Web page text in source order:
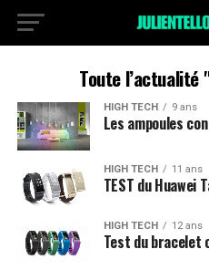
Toute l’actualité
HIGH TECH 9 ans
Les ampoules
HIGH TECH 11 ans
TEST du Huawei
HIGH TECH 12 ans
Test du bracelet